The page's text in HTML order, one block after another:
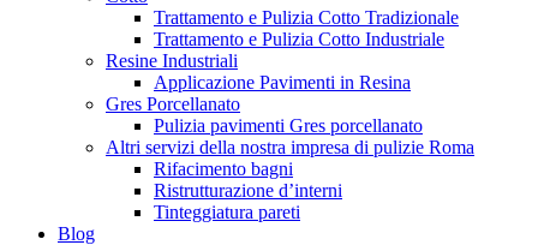
Trattamento e Pulizia Cotto Tradizionale
Trattamento e Pulizia Cotto Industriale
Resine Industriali
Applicazione Pavimenti in Resina
Gres Porcellanato
Pulizia pavimenti Gres porcellanato
Altri servizi della nostra impresa di pulizie Roma
Rifacimento bagni
Ristrutturazione d’interni
Tinteggiatura pareti
Blog